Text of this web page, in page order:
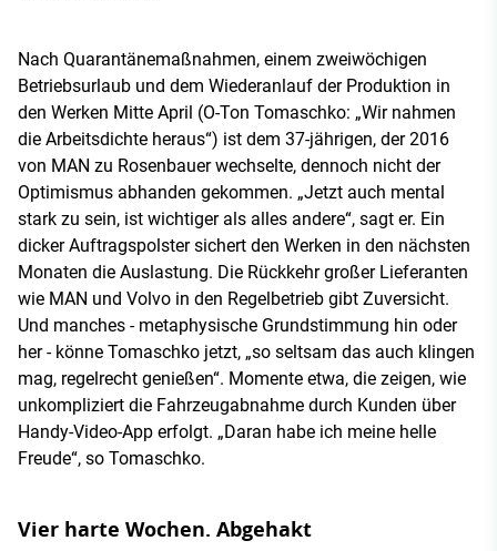
Nach Quarantänemaßnahmen, einem zweiwöchigen
Betriebsurlaub und dem Wiederanlauf der Produktion in
den Werken Mitte April (O-Ton Tomaschko: „Wir nahmen
die Arbeitsdichte heraus“) ist dem 37-jährigen, der 2016
von MAN zu Rosenbauer wechselte, dennoch nicht der
Optimismus abhanden gekommen. „Jetzt auch mental
stark zu sein, ist wichtiger als alles andere“, sagt er. Ein
dicker Auftragspolster sichert den Werken in den nächsten
Monaten die Auslastung. Die Rückkehr großer Lieferanten
wie MAN und Volvo in den Regelbetrieb gibt Zuversicht.
Und manches - metaphysische Grundstimmung hin oder
her - könne Tomaschko jetzt, „so seltsam das auch klingen
mag, regelrecht genießen“. Momente etwa, die zeigen, wie
unkompliziert die Fahrzeugabnahme durch Kunden über
Handy-Video-App erfolgt. „Daran habe ich meine helle
Freude“, so Tomaschko.
Vier harte Wochen. Abgehakt